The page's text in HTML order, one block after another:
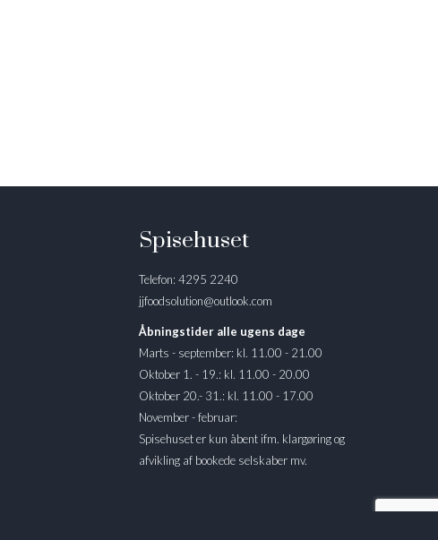
Spisehuset
Telefon: 4295 2240
jjfoodsolution@outlook.com
Åbningstider alle ugens dage
Marts - september: kl. 11.00 - 21.00
Oktober 1. - 19.: kl. 11.00 - 20.00
Oktober 20.- 31.: kl. 11.00 - 17.00
November - februar:
Spisehuset er kun åbent ifm. klargøring og
afvikling af bookede selskaber mv.